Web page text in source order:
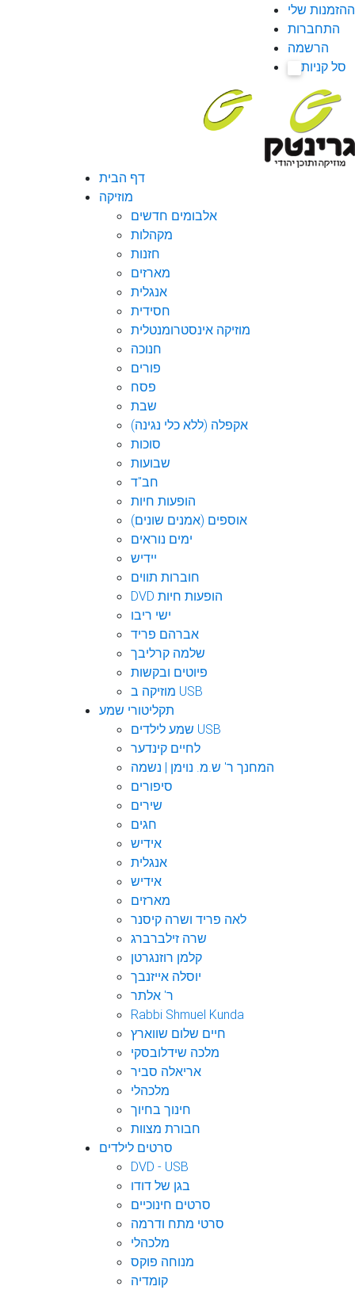
ההזמנות שלי
התחברות
הרשמה
סל קניות
דף הבית
מוזיקה
אלבומים חדשים
מקהלות
חזנות
מארזים
אנגלית
חסידית
מוזיקה אינסטרומנטלית
חנוכה
פורים
פסח
שבת
אקפלה (ללא כלי נגינה)
סוכות
שבועות
חב"ד
הופעות חיות
אוספים (אמנים שונים)
ימים נוראים
יידיש
חוברות תווים
DVD הופעות חיות
ישי ריבו
אברהם פריד
שלמה קרליבך
פיוטים ובקשות
מוזיקה ב USB
תקליטורי שמע
שמע לילדים USB
לחיים קינדער
המחנך ר' ש.מ. נוימן | נשמה
סיפורים
שירים
חגים
אידיש
אנגלית
אידיש
מארזים
לאה פריד ושרה קיסנר
שרה זילברברג
קלמן רוזנגרטן
יוסלה אייזנבך
ר' אלתר
Rabbi Shmuel Kunda
חיים שלום שווארץ
מלכה שידלובסקי
אריאלה סביר
מלכהלי
חינוך בחיוך
חבורת מצוות
סרטים לילדים
DVD - USB
בגן של דודו
סרטים חינוכיים
סרטי מתח ודרמה
מלכהלי
מנוחה פוקס
קומדיה